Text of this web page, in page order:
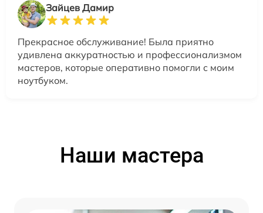
Зайцев Дамир
Прекрасное обслуживание! Была приятно
удивлена аккуратностью и профессионализмом
мастеров, которые оперативно помогли с моим
ноутбуком.
Наши мастера